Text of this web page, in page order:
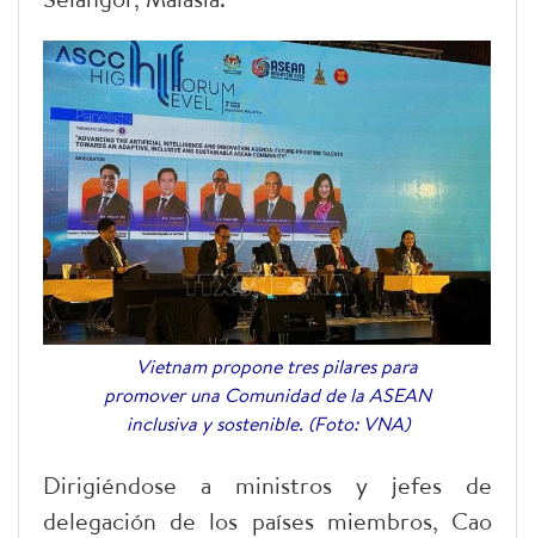
Vietnam propone tres pilares para
promover una Comunidad de la ASEAN
inclusiva y sostenible. (Foto: VNA)
Dirigiéndose a ministros y jefes de
delegación de los países miembros, Cao